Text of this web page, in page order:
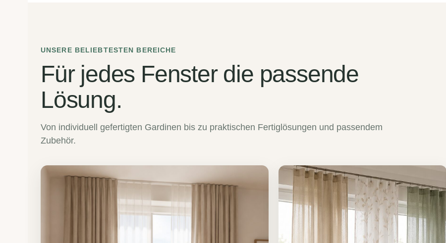
UNSERE BELIEBTESTEN BEREICHE
Für jedes Fenster die passende
Lösung.
Von individuell gefertigten Gardinen bis zu praktischen Fertiglösungen und passendem
Zubehör.